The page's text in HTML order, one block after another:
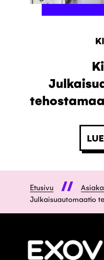
Etusivu
Julkaisuautomaatio